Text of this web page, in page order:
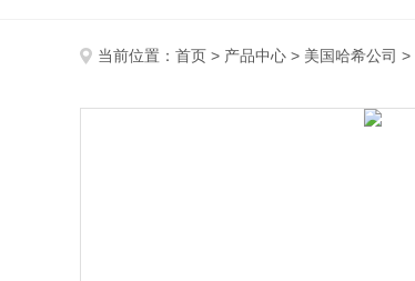
当前位置： 首页 > 产品中心 > 美国哈希公司 >